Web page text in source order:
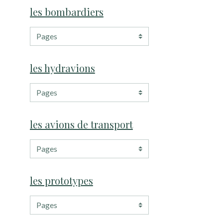
les bombardiers
les hydravions
les avions de transport
les prototypes